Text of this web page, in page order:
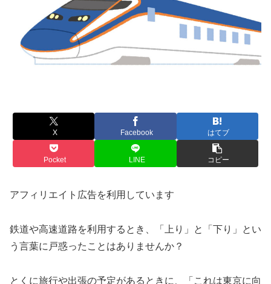
X Facebook はてブ
Pocket LINE コピー
アフィリエイト広告を利用しています
鉄道や高速道路を利用するとき、「上り」と「下り」とい
う言葉に戸惑ったことはありませんか？
とくに旅行や出張の予定があるときに、「これは東京に向